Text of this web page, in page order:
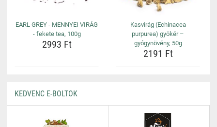
EARL GREY - MENNYEI VIRÁG
- fekete tea, 100g
2993 Ft
Kasvirág (Echinacea
purpurea) gyökér –
gyógynövény, 50g
2191 Ft
KEDVENC E-BOLTOK